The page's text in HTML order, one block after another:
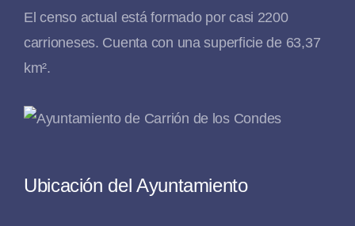
El censo actual está formado por casi 2200
carrioneses. Cuenta con una superficie de 63,37
km².
Ubicación del Ayuntamiento